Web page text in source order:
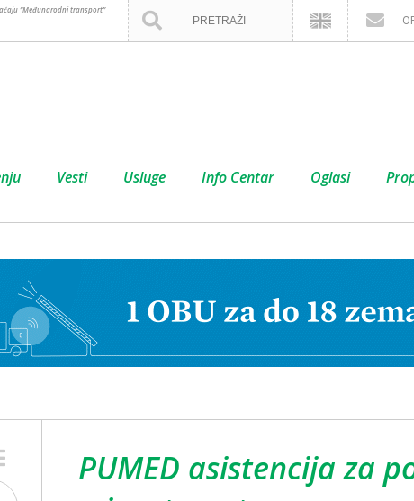
“Međunarodni transport”
Vesti Usluge Info Centar Oglasi
PUMED asistencija za